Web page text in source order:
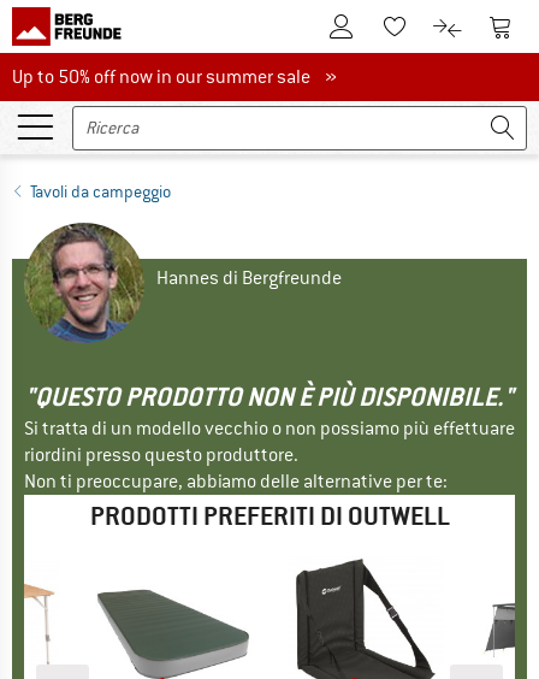
Al conto clienteAlla lista
Al Al
Up to 50% off now in our summer sale
Up to 50% off now in our summer sale »
Tavoli da campeggio
Hannes di Bergfreunde
"QUESTO PRODOTTO NON È PIÙ DISPONIBILE."
Si tratta di un modello vecchio o non possiamo più effettuare
riordini presso questo produttore.
Non ti preoccupare, abbiamo delle alternative per te:
PRODOTTI PREFERITI DI OUTWELL